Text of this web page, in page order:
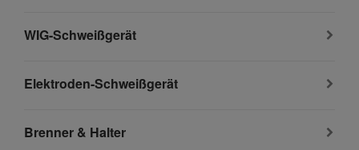
WIG-Schweißgerät
Elektroden-Schweißgerät
Brenner & Halter